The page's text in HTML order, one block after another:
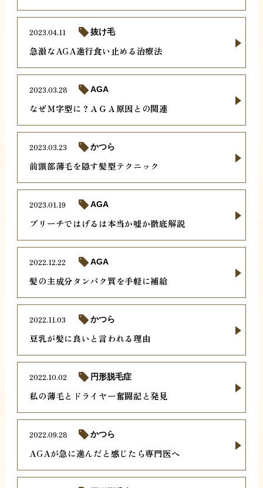
急激なAGA進行食い止める治療法
2023.04.11 抜け毛
なぜＭ字型に？ＡＧＡ原因との関連
2023.03.28 AGA
前頭部薄毛を隠す髪型テクニック
2023.03.23 かつら
ブリーチではげるは本当か嘘か徹底解説
2023.01.19 AGA
髪の主成分タンパク質を手軽に補給
2022.12.22 AGA
豆乳が髪に良いと言われる理由
2022.11.03 かつら
私の薄毛とドライヤー奮闘記と発見
2022.10.02 円形脱毛症
AGAが急に進んだと感じたら専門医へ
2022.09.28 かつら